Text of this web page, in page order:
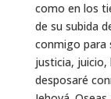
como en los
de su subida
conmigo para
justicia, juicio,
desposaré